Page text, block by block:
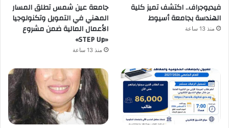
فيديوجراف.. اكتشف تميز كلية
الهندسة بجامعة أسيوط
منذ 13 ساعة
جامعة عين شمس تطلق المسار
المهني في التمويل وتكنولوجيا
الأعمال المالية ضمن مشروع
«STEP Up»
منذ 13 ساعة